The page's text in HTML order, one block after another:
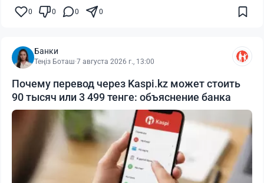
0 0 0 0
Банки
Теңіз Боташ·7 августа 2026 г., 13:00
Почему перевод через Kaspi.kz может стоить
90 тысяч или 3 499 тенге: объяснение банка